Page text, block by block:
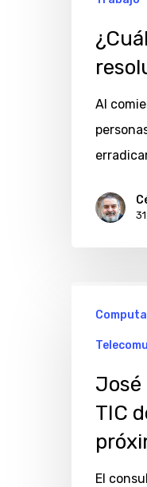
Al
Otero
balance
kirchnerismo
José
TIC
El